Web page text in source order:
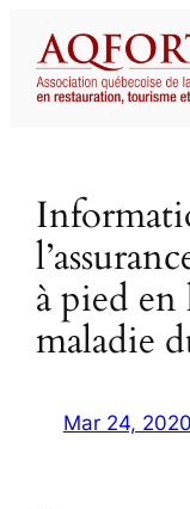
contenu
à pied
maladie
Mar 24, 2020